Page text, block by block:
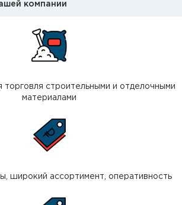
компании
торговля строительными и отделочными
материалами
широкий ассортимент, оперативность